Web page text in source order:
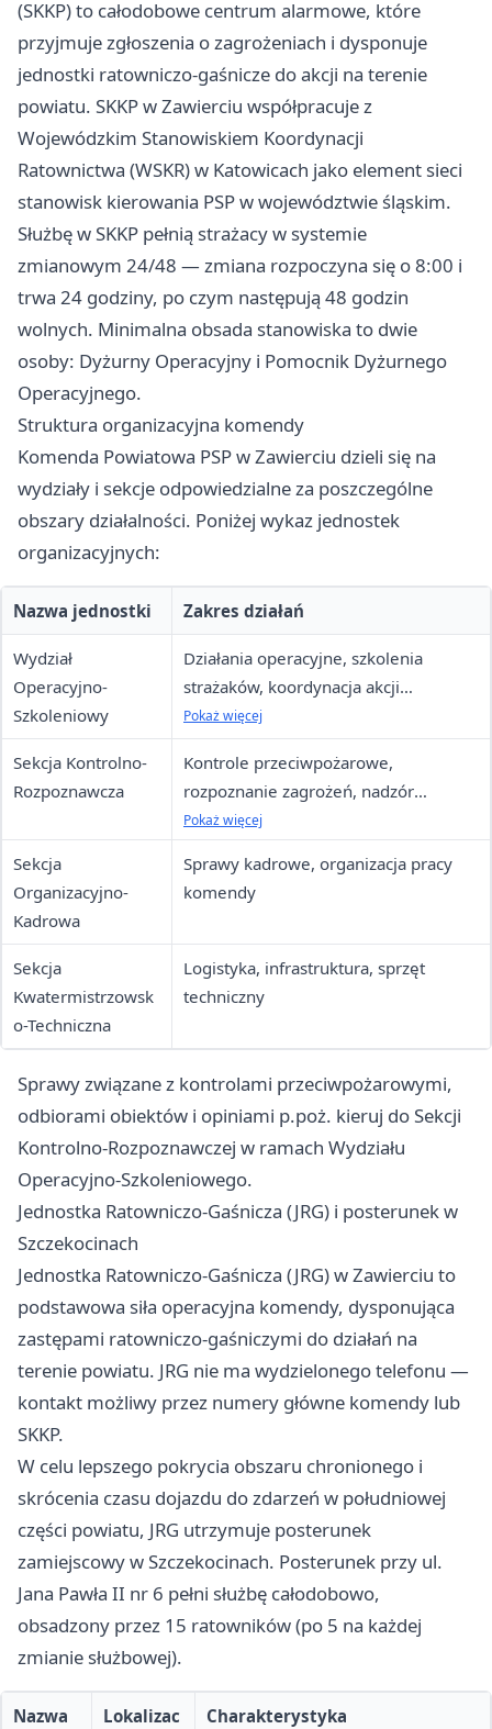
(SKKP) to całodobowe centrum alarmowe, które
przyjmuje zgłoszenia o zagrożeniach i dysponuje
jednostki ratowniczo-gaśnicze do akcji na terenie
powiatu. SKKP w Zawierciu współpracuje z
Wojewódzkim Stanowiskiem Koordynacji
Ratownictwa (WSKR) w Katowicach jako element sieci
stanowisk kierowania PSP w województwie śląskim.
Służbę w SKKP pełnią strażacy w systemie
zmianowym 24/48 — zmiana rozpoczyna się o 8:00 i
trwa 24 godziny, po czym następują 48 godzin
wolnych. Minimalna obsada stanowiska to dwie
osoby: Dyżurny Operacyjny i Pomocnik Dyżurnego
Operacyjnego.
Struktura organizacyjna komendy
Komenda Powiatowa PSP w Zawierciu dzieli się na
wydziały i sekcje odpowiedzialne za poszczególne
obszary działalności. Poniżej wykaz jednostek
organizacyjnych:
Nazwa jednostki Zakres działań
Wydział
Operacyjno-
Szkoleniowy
Działania operacyjne, szkolenia
strażaków, koordynacja akcji
ratowniczych
Pokaż więcej
Sekcja Kontrolno-
Rozpoznawcza
Kontrole przeciwpożarowe,
rozpoznanie zagrożeń, nadzór
prewencyjny
Pokaż więcej
Sekcja
Organizacyjno-
Kadrowa
Sprawy kadrowe, organizacja pracy
komendy
Sekcja
Kwatermistrzowsk
o-Techniczna
Logistyka, infrastruktura, sprzęt
techniczny
Sprawy związane z kontrolami przeciwpożarowymi,
odbiorami obiektów i opiniami p.poż. kieruj do Sekcji
Kontrolno-Rozpoznawczej w ramach Wydziału
Operacyjno-Szkoleniowego.
Jednostka Ratowniczo-Gaśnicza (JRG) i posterunek w
Szczekocinach
Jednostka Ratowniczo-Gaśnicza (JRG) w Zawierciu to
podstawowa siła operacyjna komendy, dysponująca
zastępami ratowniczo-gaśniczymi do działań na
terenie powiatu. JRG nie ma wydzielonego telefonu —
kontakt możliwy przez numery główne komendy lub
SKKP.
W celu lepszego pokrycia obszaru chronionego i
skrócenia czasu dojazdu do zdarzeń w południowej
części powiatu, JRG utrzymuje posterunek
zamiejscowy w Szczekocinach. Posterunek przy ul.
Jana Pawła II nr 6 pełni służbę całodobowo,
obsadzony przez 15 ratowników (po 5 na każdej
zmianie służbowej).
Nazwa
Lokalizac
Charakterystyka